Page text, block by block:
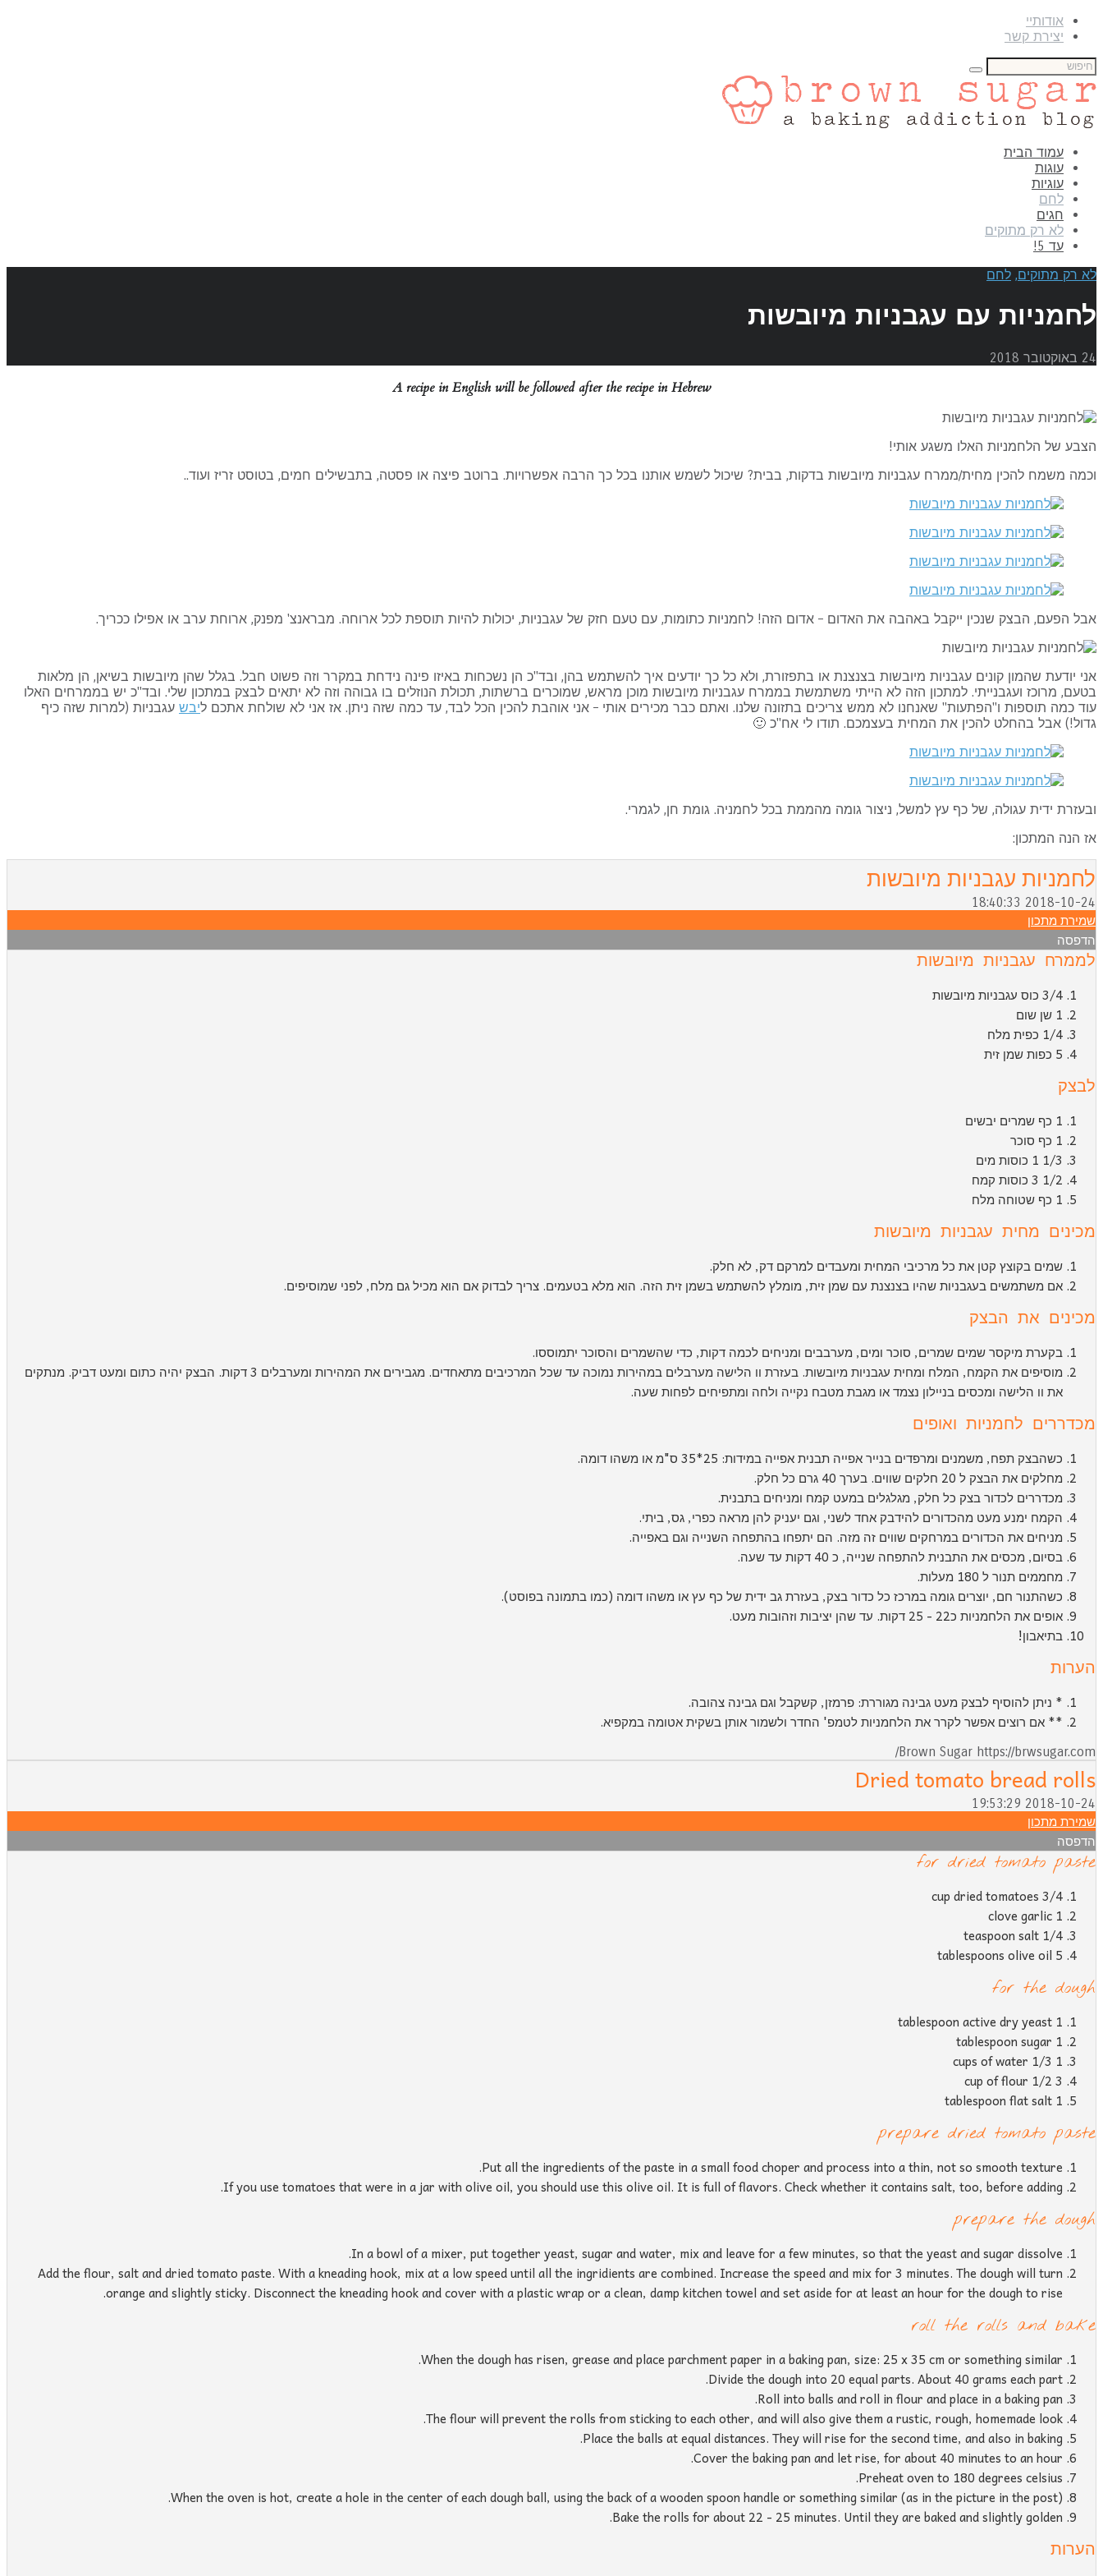
אודותיי
יצירת קשר
עמוד הבית
עוגות
עוגיות
לחם
חגים
לא רק מתוקים
עד 5!
לא רק מתוקים, לחם
לחמניות עם עגבניות מיובשות
24 באוקטובר 2018
A recipe in English will be followed after the recipe in Hebrew
הצבע של הלחמניות האלו משגע אותי!
וכמה משמח להכין מחית/ממרח עגבניות מיובשות בדקות, בבית? שיכול לשמש אותנו בכל כך הרבה אפשרויות. ברוטב פיצה או פסטה, בתבשילים חמים, בטוסט זריז ועוד..
אבל הפעם, הבצק שנכין ייקבל באהבה את האדום – אדום הזה! לחמניות כתומות, עם טעם חזק של עגבניות, יכולות להיות תוספת לכל ארוחה. מבראנצ' מפנק, ארוחת ערב או אפילו ככריך.
אני יודעת שהמון קונים עגבניות מיובשות בצנצנת או בתפזורת, ולא כל כך יודעים איך להשתמש בהן, ובד"כ הן נשכחות באיזו פינה נידחת במקרר וזה פשוט חבל. בגלל שהן מיובשות בשיאן, הן מלאות
בטעם, מרוכז ועגבנייתי. למתכון הזה לא הייתי משתמשת בממרח עגבניות מיובשות מוכן מראש, שמוכרים ברשתות, תכולת הנוזלים בו גבוהה וזה לא יתאים לבצק במתכון שלי. ובד"כ יש בממרחים האלו
עוד כמה תוספות ו"הפתעות" שאנחנו לא ממש צריכים בתזונה שלנו. ואתם כבר מכירים אותי – אני אוהבת להכין הכל לבד, עד כמה שזה ניתן. אז אני לא שולחת אתכם ליבש עגבניות (למרות שזה כיף
גדול!) אבל בהחלט להכין את המחית בעצמכם. תודו לי אח"כ 🙂
ובעזרת ידית עגולה, של כף עץ למשל, ניצור גומה מהממת בכל לחמניה. גומת חן, לגמרי.
אז הנה המתכון:
לחמניות עגבניות מיובשות
2018-10-24 18:40:33
שמירת מתכון
הדפסה
לממרח עגבניות מיובשות
3/4 כוס עגבניות מיובשות
1 שן שום
1/4 כפית מלח
5 כפות שמן זית
לבצק
1 כף שמרים יבשים
1 כף סוכר
1/3 1 כוסות מים
1/2 3 כוסות קמח
1 כף שטוחה מלח
מכינים מחית עגבניות מיובשות
שמים בקוצץ קטן את כל מרכיבי המחית ומעבדים למרקם דק, לא חלק.
אם משתמשים בעגבניות שהיו בצנצנת עם שמן זית, מומלץ להשתמש בשמן זית הזה. הוא מלא בטעמים. צריך לבדוק אם הוא מכיל גם מלח, לפני שמוסיפים.
מכינים את הבצק
בקערת מיקסר שמים שמרים, סוכר ומים, מערבבים ומניחים לכמה דקות, כדי שהשמרים והסוכר יתמוססו.
מוסיפים את הקמח, המלח ומחית עגבניות מיובשות. בעזרת וו הלישה מערבלים במהירות נמוכה עד שכל המרכיבים מתאחדים. מגבירים את המהירות ומערבלים 3 דקות. הבצק יהיה כתום ומעט דביק. מנתקים
את וו הלישה ומכסים בניילון נצמד או מגבת מטבח נקייה ולחה ומתפיחים לפחות שעה.
מכדררים לחמניות ואופים
כשהבצק תפח, משמנים ומרפדים בנייר אפייה תבנית אפייה במידות: 25*35 ס"מ או משהו דומה.
מחלקים את הבצק ל 20 חלקים שווים. בערך 40 גרם כל חלק.
מכדררים לכדור בצק כל חלק, מגלגלים במעט קמח ומניחים בתבנית.
הקמח ימנע מעט מהכדורים להידבק אחד לשני, וגם יעניק להן מראה כפרי, גס, ביתי.
מניחים את הכדורים במרחקים שווים זה מזה. הם יתפחו בהתפחה השנייה וגם באפייה.
בסיום, מכסים את התבנית להתפחה שנייה, כ 40 דקות עד שעה.
מחממים תנור ל 180 מעלות.
כשהתנור חם, יוצרים גומה במרכז כל כדור בצק, בעזרת גב ידית של כף עץ או משהו דומה (כמו בתמונה בפוסט).
אופים את הלחמניות כ22 - 25 דקות. עד שהן יציבות וזהובות מעט.
בתיאבון!
הערות
* ניתן להוסיף לבצק מעט גבינה מגוררת: פרמזן, קשקבל וגם גבינה צהובה.
** אם רוצים אפשר לקרר את הלחמניות לטמפ' החדר ולשמור אותן בשקית אטומה במקפיא.
Brown Sugar https://brwsugar.com/
Dried tomato bread rolls
2018-10-24 19:53:29
שמירת מתכון
הדפסה
for dried tomato paste
3/4 cup dried tomatoes
1 clove garlic
1/4 teaspoon salt
5 tablespoons olive oil
for the dough
1 tablespoon active dry yeast
1 tablespoon sugar
1 1/3 cups of water
3 1/2 cup of flour
1 tablespoon flat salt
prepare dried tomato paste
Put all the ingredients of the paste in a small food choper and process into a thin, not so smooth texture.
If you use tomatoes that were in a jar with olive oil, you should use this olive oil. It is full of flavors. Check whether it contains salt, too, before adding.
prepare the dough
In a bowl of a mixer, put together yeast, sugar and water, mix and leave for a few minutes, so that the yeast and sugar dissolve.
Add the flour, salt and dried tomato paste. With a kneading hook, mix at a low speed until all the ingridients are combined. Increase the speed and mix for 3 minutes. The dough will turn
orange and slightly sticky. Disconnect the kneading hook and cover with a plastic wrap or a clean, damp kitchen towel and set aside for at least an hour for the dough to rise.
roll the rolls and bake
When the dough has risen, grease and place parchment paper in a baking pan, size: 25 x 35 cm or something similar.
Divide the dough into 20 equal parts. About 40 grams each part.
Roll into balls and roll in flour and place in a baking pan.
The flour will prevent the rolls from sticking to each other, and will also give them a rustic, rough, homemade look.
Place the balls at equal distances. They will rise for the second time, and also in baking.
Cover the baking pan and let rise, for about 40 minutes to an hour.
Preheat oven to 180 degrees celsius.
When the oven is hot, create a hole in the center of each dough ball, using the back of a wooden spoon handle or something similar (as in the picture in the post).
Bake the rolls for about 22 - 25 minutes. Until they are baked and slightly golden.
הערות